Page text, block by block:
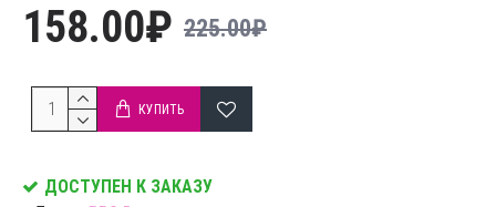
ДОСТУПЕН К ЗАКАЗУ
158.00₽ 225.00₽
КУПИТЬ